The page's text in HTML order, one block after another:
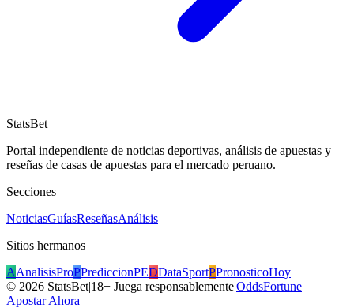
StatsBet
Portal independiente de noticias deportivas, análisis de apuestas y
reseñas de casas de apuestas para el mercado peruano.
Secciones
NoticiasGuíasReseñasAnálisis
Sitios hermanos
AAnalisisProPPrediccionPEDDataSportPPronosticoHoy
© 2026 StatsBet|18+ Juega responsablemente|OddsFortune
Apostar Ahora